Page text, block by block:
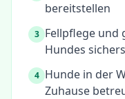
bereitstellen
3 Fellpflege und
Hundes
4 Hunde in der
Zuhause